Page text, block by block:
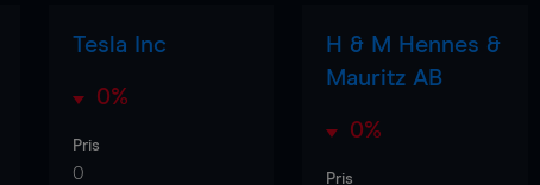
Tesla Inc
0%
Pris
0
H & M Hennes &
Mauritz AB
0%
Pris